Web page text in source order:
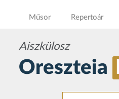
Műsor Repertoár
Aiszkülosz
Oreszteia